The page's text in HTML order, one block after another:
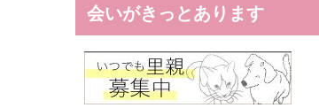
会いがきっとあります